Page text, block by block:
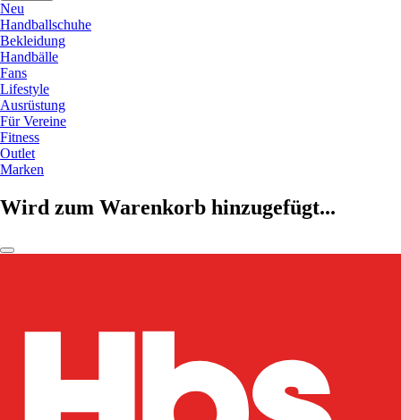
Neu
Handballschuhe
Bekleidung
Handbälle
Fans
Lifestyle
Ausrüstung
Für Vereine
Fitness
Outlet
Marken
Wird zum Warenkorb hinzugefügt...